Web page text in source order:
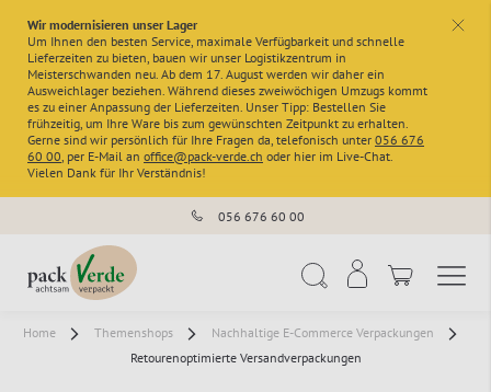
x
Wir modernisieren unser Lager
Um Ihnen den besten Service, maximale Verfügbarkeit und schnelle
Lieferzeiten zu bieten, bauen wir unser Logistikzentrum in
Meisterschwanden neu. Ab dem 17. August werden wir daher ein
Ausweichlager beziehen. Während dieses zweiwöchigen Umzugs kommt
es zu einer Anpassung der Lieferzeiten. Unser Tipp: Bestellen Sie
frühzeitig, um Ihre Ware bis zum gewünschten Zeitpunkt zu erhalten.
Gerne sind wir persönlich für Ihre Fragen da, telefonisch unter 056 676
60 00, per E-Mail an office@pack-verde.ch oder hier im Live-Chat.
Vielen Dank für Ihr Verständnis!
056 676 60 00
Home Themenshops
Nachhaltige E-Commerce Verpackungen
Retourenoptimierte Versandverpackungen